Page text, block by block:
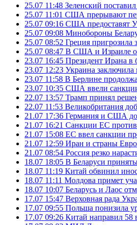
25.07 11:48 Зеленский
25.07 11:01 США прерывают
25.07 09:16 США предоставят
25.07 09:08 Минобороны
25.07 08:52 Греция пригрозила
25.07 08:47 В США и Израиле
23.07 16:45 Президент Ирана в
23.07 12:23 Украина заключила
23.07 11:58 В Берлине
23.07 10:35 США ввели
22.07 13:57 Трамп принял
22.07 11:53 Великобритания
21.07 17:36 Германия и США
21.07 16:21 Санкции ЕС против
21.07 15:08 ЕС ввел санкции
21.07 12:59 Иран и страны
21.07 08:54 Россия резко
18.07 18:05 В Беларуси
18.07 11:19 Китай обвинил
18.07 11:11 Молдова примет
18.07 10:07 Беларусь и Лаос
17.07 15:47 Верховная рада
17.07 09:55 Польша понизила
17.07 09:26 Китай направил 58